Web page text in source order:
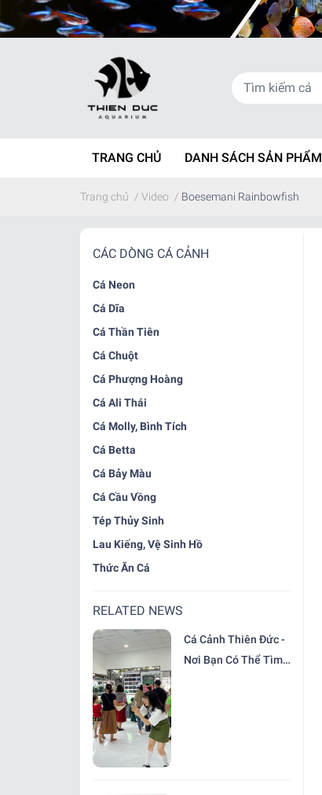
TRANG CHỦ DANH SÁCH SẢN PHẨM
Trang chủ / Video / Boesemani Rainbowfish
CÁC DÒNG CÁ CẢNH
Cá Neon
Cá Dĩa
Cá Thần Tiên
Cá Chuột
Cá Phượng Hoàng
Cá Ali Thái
Cá Molly, Bình Tích
Cá Betta
Cá Bảy Màu
Cá Cầu Vồng
Tép Thủy Sinh
Lau Kiếng, Vệ Sinh Hồ
Thức Ăn Cá
RELATED NEWS
Cá Cảnh Thiên Đức -
Nơi Bạn Có Thể Tìm